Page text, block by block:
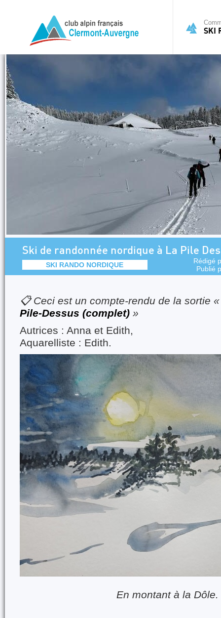
SKI
Ski de randonnée nordique à La Pile
SKI RANDO NORDIQUE
Rédigé
Publié
📋 Ceci est un compte-rendu de la sortie
Pile-Dessus (complet) »
Autrices : Anna et Edith,
Aquarelliste : Edith.
En montant à la Dôle.